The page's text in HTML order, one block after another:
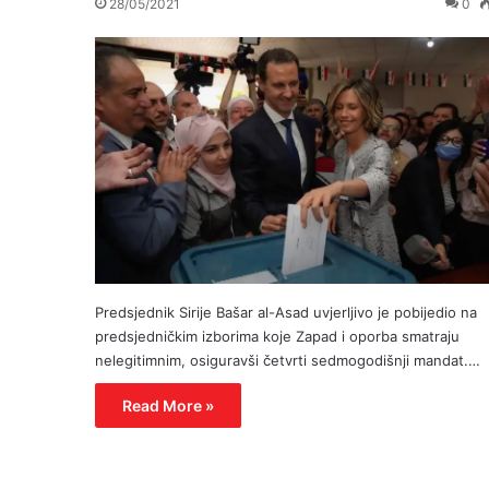
28/05/2021 0
Predsjednik Sirije Bašar al-Asad uvjerljivo je pobijedio na
predsjedničkim izborima koje Zapad i oporba smatraju
nelegitimnim, osiguravši četvrti sedmogodišnji mandat.…
Read More »